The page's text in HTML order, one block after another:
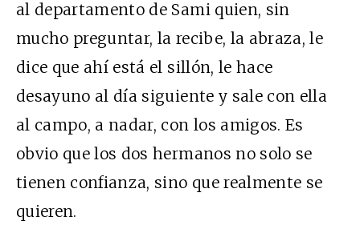
al departamento de Sami quien, sin
mucho preguntar, la recibe, la abraza, le
dice que ahí está el sillón, le hace
desayuno al día siguiente y sale con ella
al campo, a nadar, con los amigos. Es
obvio que los dos hermanos no solo se
tienen confianza, sino que realmente se
quieren.